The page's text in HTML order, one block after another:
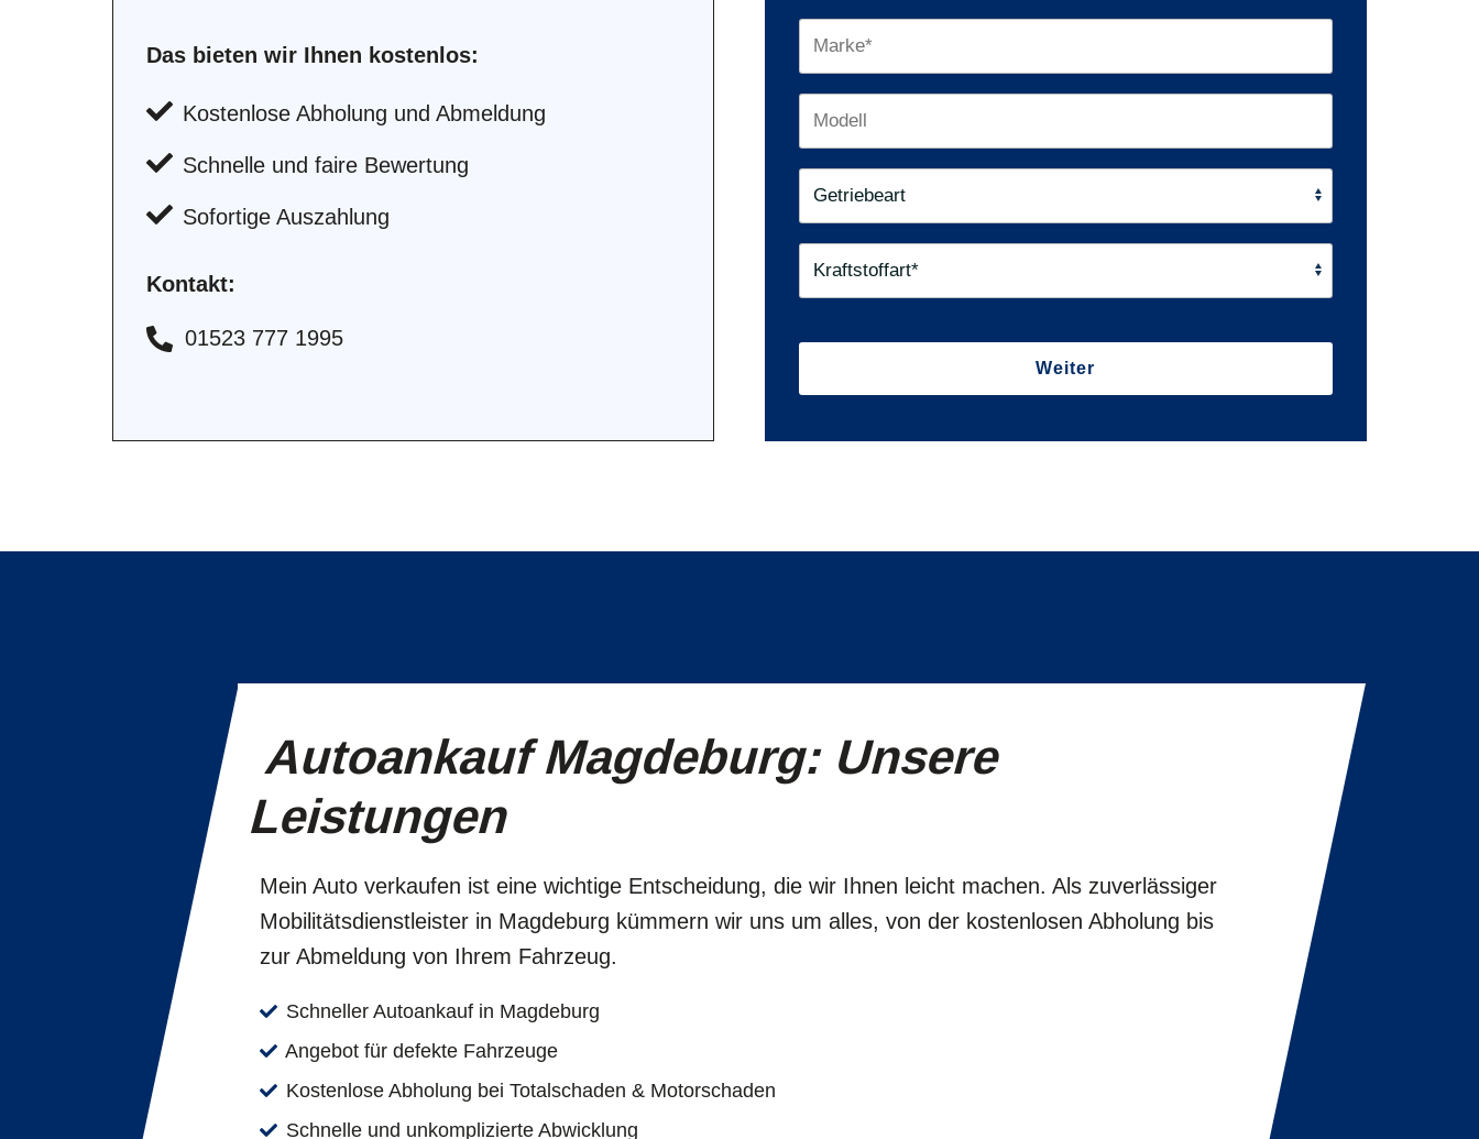
Das bieten wir Ihnen kostenlos:
Kostenlose Abholung und Abmeldung
Schnelle und faire Bewertung
Sofortige Auszahlung
Kontakt:
01523 777 1995
Weiter
Autoankauf Magdeburg: Unsere
Leistungen
Mein Auto verkaufen ist eine wichtige Entscheidung, die wir Ihnen leicht machen. Als zuverlässiger
Mobilitäts­dienstleister in Magdeburg kümmern wir uns um alles, von der kostenlosen Abholung bis
zur Abmeldung von Ihrem Fahrzeug.
Schneller Autoankauf in Magdeburg
Angebot für defekte Fahrzeuge
Kostenlose Abholung bei Totalschaden & Motorschaden
Schnelle und unkomplizierte Abwicklung